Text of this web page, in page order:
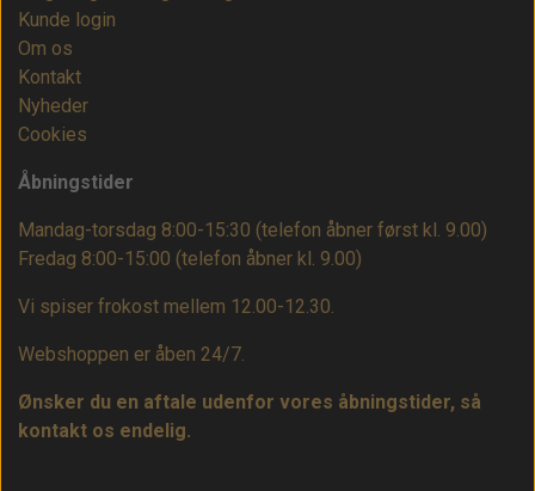
Kunde login
Om os
Kontakt
Nyheder
Cookies
Åbningstider
Mandag-torsdag 8:00-15:30 (telefon åbner først kl. 9.00)
Fredag 8:00-15:00 (telefon åbner kl. 9.00)
Vi spiser frokost mellem 12.00-12.30.
Webshoppen er åben 24/7.
Ønsker du en aftale udenfor vores åbningstider, så
kontakt os endelig.